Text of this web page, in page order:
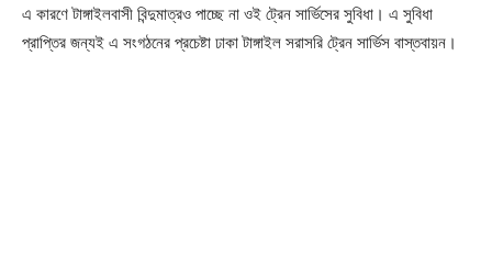
এ কারণে টাঙ্গাইলবাসী বিন্দুমাত্রও পাচ্ছে না ওই ট্রেন সার্ভিসের সুবিধা। এ সুবিধা
প্রাপ্তির জন্যই এ সংগঠনের প্রচেষ্টা ঢাকা টাঙ্গাইল সরাসরি ট্রেন সার্ভিস বাস্তবায়ন।